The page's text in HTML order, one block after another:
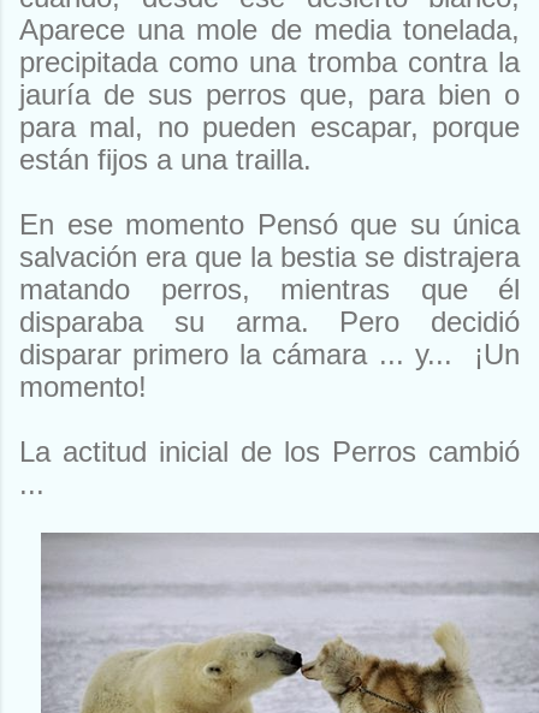
Aparece una mole de media tonelada,
precipitada como una tromba contra la
jauría de sus perros que, para bien o
para mal, no pueden escapar, porque
están fijos a una trailla.
En ese momento Pensó que su única
salvación era que la bestia se distrajera
matando perros, mientras que él
disparaba su arma. Pero decidió
disparar primero la cámara ... y... ¡Un
momento!
La actitud inicial de los Perros cambió
...